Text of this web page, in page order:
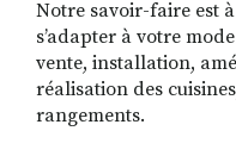
Notre savoir-faire est
s’adapter à votre
vente, installation,
réalisation des
rangements.